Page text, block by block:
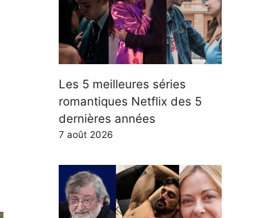
Les 5 meilleures séries
romantiques Netflix des 5
dernières années
7 août 2026